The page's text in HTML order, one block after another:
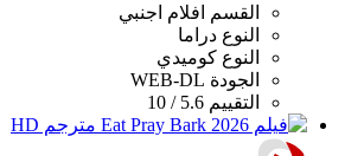
القسم
افلام اجنبي
النوع دراما
النوع كوميدي
الجودة WEB-DL
التقييم 5.6 / 10